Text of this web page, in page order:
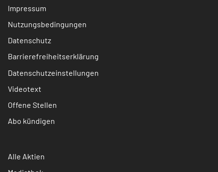
Impressum
Nutzungsbedingungen
Datenschutz
Barrierefreiheitserklärung
Datenschutzeinstellungen
Videotext
Offene Stellen
Abo kündigen
Alle Aktien